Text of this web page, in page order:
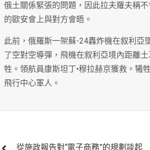
俄土關係緊張的問題，因此拉夫羅夫稱
的歐安會上與對方會晤。
此前，俄羅斯一架蘇-24轟炸機在叙利亞
了空對空導彈，飛機在叙利亞境內距離
牲。領航員康斯坦丁•穆拉赫京獲救。犧
飛行中心軍人。
從施政報告對“電子商務”的規劃談起